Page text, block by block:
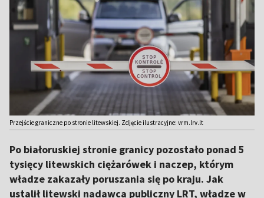
Przejście graniczne po stronie litewskiej. Zdjęcie ilustracyjne: vrm.lrv.lt
Po białoruskiej stronie granicy pozostało ponad 5
tysięcy litewskich ciężarówek i naczep, którym
władze zakazały poruszania się po kraju. Jak
ustalił litewski nadawca publiczny LRT, władze w